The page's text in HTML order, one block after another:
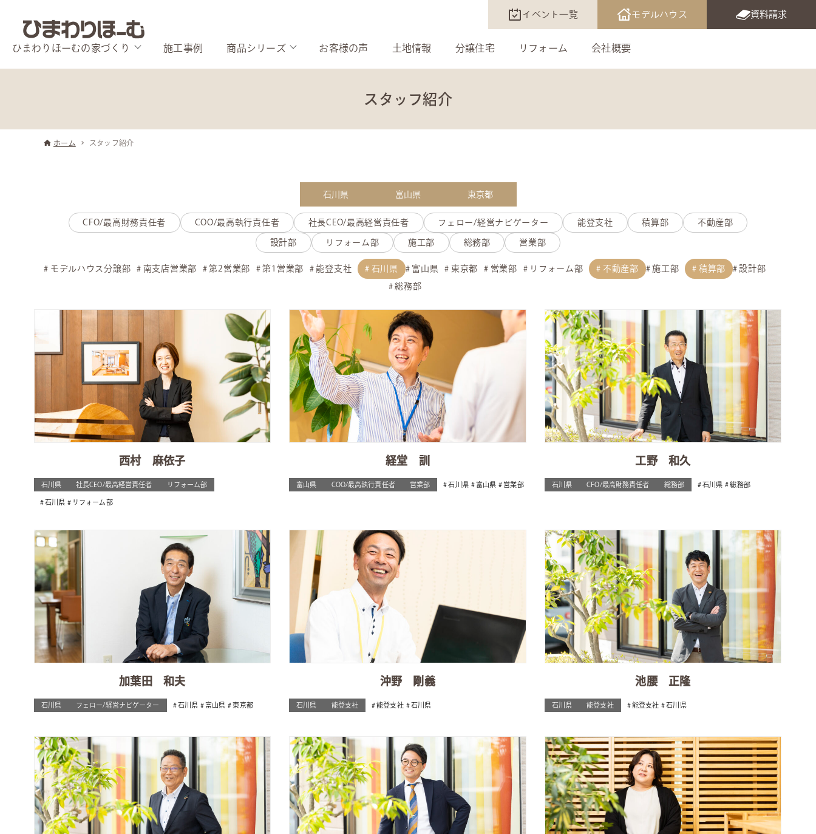
イベント一覧 モデルハウス 資料請求
ひまわりほーむの家づくり 施工事例 商品シリーズ お客様の声 土地情報 分譲住宅 リフォーム 会社概要
スタッフ紹介
ホーム スタッフ紹介
石川県 富山県 東京都
CFO/最高財務責任者 COO/最高執行責任者 社長CEO/最高経営責任者 フェロー/経営ナビゲーター 能登支社 積算部 不動産部
設計部 リフォーム部 施工部 総務部 営業部
モデルハウス分譲部 南支店営業部 第2営業部 第1営業部 能登支社 石川県 富山県 東京都 営業部 リフォーム部 不動産部 施工部 積算部 設計部
総務部
西村 麻依子
石川県 社長CEO/最高経営責任者 リフォーム部
石川県 リフォーム部
経堂 訓
富山県 COO/最高執行責任者 営業部 石川県 富山県 営業部
工野 和久
石川県 CFO/最高財務責任者 総務部 石川県 総務部
加葉田 和夫
石川県 フェロー/経営ナビゲーター 石川県 富山県 東京都
沖野 剛義
石川県 能登支社 能登支社 石川県
池腰 正隆
石川県 能登支社 能登支社 石川県